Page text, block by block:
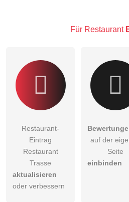
Besucher sichtbar.
Für Restaurant
Restaurant-
Eintrag
Restaurant
Trasse
aktualisieren
oder verbessern
auf der
Seite
einbinden